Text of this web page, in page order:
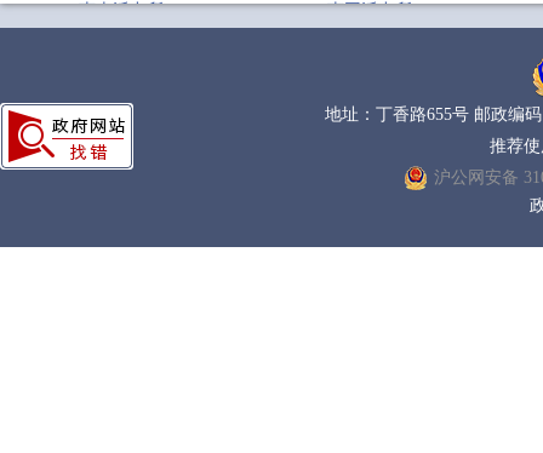
惠南派出所
惠园派出所
塘桥派出所
唐镇派出所
宣桥派出所
周浦派出所
地址：丁香路655号 邮政编
推荐
沪公网安备